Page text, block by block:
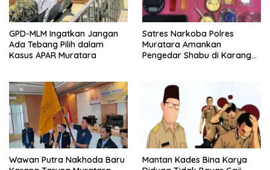
GPD-MLM Ingatkan Jangan
Ada Tebang Pilih dalam
Kasus APAR Muratara
Satres Narkoba Polres
Muratara Amankan
Pengedar Shabu di Karang
Wawan Putra Nakhoda Baru
Mantan Kades Bina Karya